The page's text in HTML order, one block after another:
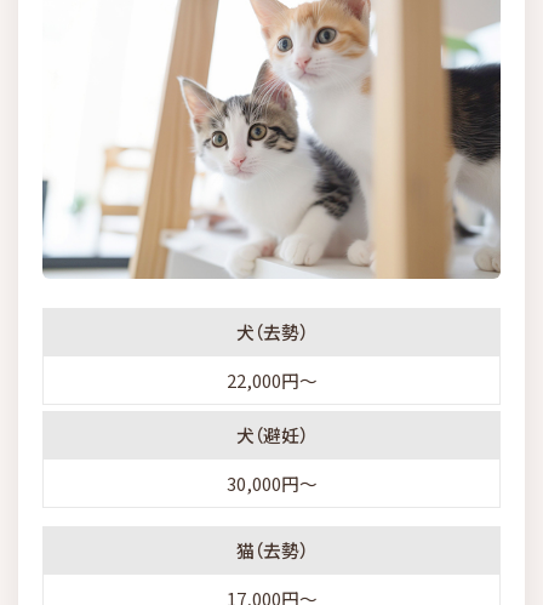
犬（去勢）
22,000円～
犬（避妊）
30,000円～
猫（去勢）
17,000円～